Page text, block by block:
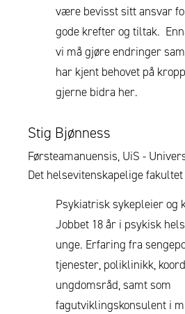
være bevisst sitt ansvar
gode krefter og tiltak.
vi må gjøre endringer
har kjent behovet på
gjerne bidra her.
Stig Bjønness
Førsteamanuensis, UiS -
Det helsevitenskapelige fakultet
Psykiatrisk sykepleier og
Jobbet 18 år i psykisk
unge. Erfaring fra
tjenester, poliklinikk,
ungdomsråd, samt som
fagutviklingskonsulent i